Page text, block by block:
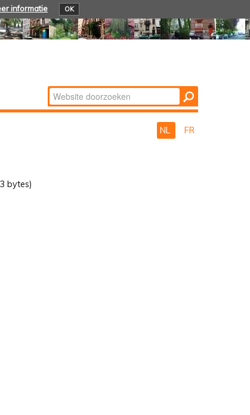
informatie OK
Zoek
Geavanceerd
NL FR
bytes)